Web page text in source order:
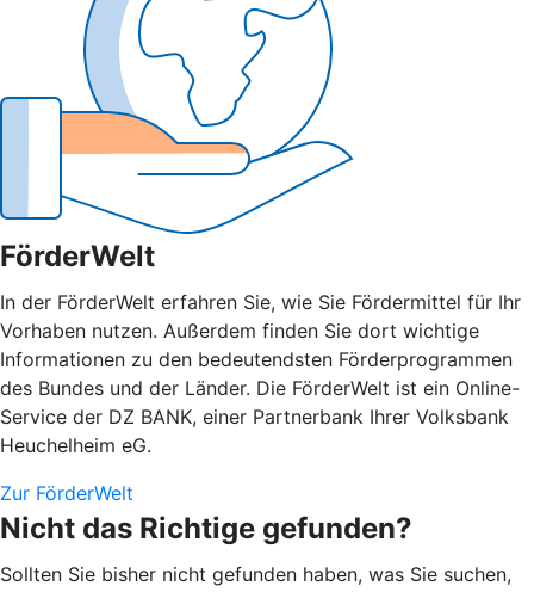
FörderWelt
In der FörderWelt erfahren Sie, wie Sie Fördermittel für Ihr
Vorhaben nutzen. Außerdem finden Sie dort wichtige
Informationen zu den bedeutendsten Förderprogrammen
des Bundes und der Länder. Die FörderWelt ist ein Online-
Service der DZ BANK, einer Partnerbank Ihrer Volksbank
Heuchelheim eG.
Zur FörderWelt
Nicht das Richtige gefunden?
Sollten Sie bisher nicht gefunden haben, was Sie suchen,